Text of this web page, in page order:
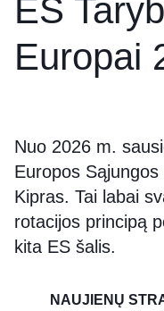
ES
Europai
Nuo 2026 m.
Europos
Kipras. Tai labai
rotacijos principą
kita ES šalis.
NAUJIENŲ